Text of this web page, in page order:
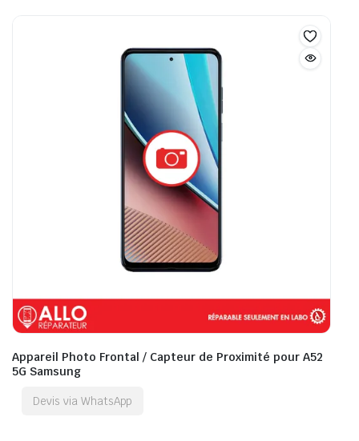
Appareil Photo Frontal / Capteur de Proximité pour A52
5G Samsung
Devis via WhatsApp